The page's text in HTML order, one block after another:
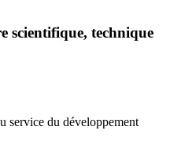
scientifique, technique
service du développement